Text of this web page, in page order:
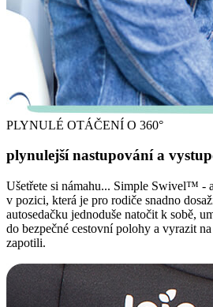
PLYNULÉ OTÁČENÍ O 360°
plynulejší nastupování a
Ušetřete si námahu... Simple Swivel™ -
v pozici, která je pro rodiče snadno
autosedačku jednoduše natočit k sobě,
do bezpečné cestovní polohy a vyrazit
zapotili.